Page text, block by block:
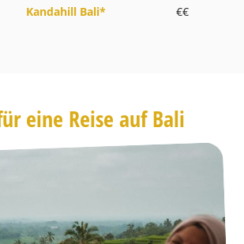
Kandahill Bali* €€
eine Reise auf Bali